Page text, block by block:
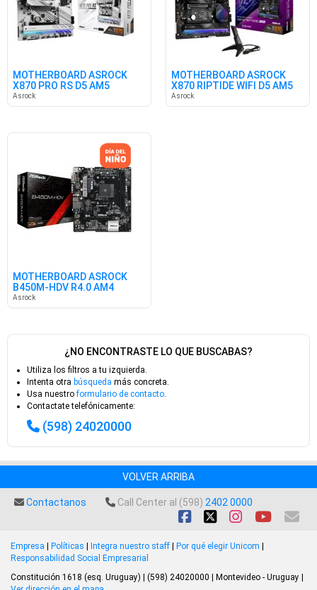
MOTHERBOARD ASROCK
X870 PRO RS D5 AM5
Asrock
MOTHERBOARD ASROCK
X870 RIPTIDE WIFI D5 AM5
Asrock
MOTHERBOARD ASROCK
B450M-HDV R4.0 AM4
Asrock
¿NO ENCONTRASTE LO QUE BUSCABAS?
Utiliza los filtros a tu izquierda.
Intenta otra búsqueda más concreta.
Usa nuestroformulario de contacto.
Contactate telefónicamente:
(598) 24020000
VOLVER ARRIBA
Contactanos Call Center al (598) 2402 0000
Empresa Políticas Integra nuestro staff Por qué elegir Unicom
Responsabilidad Social Empresarial
Constitución 1618 (esq. Uruguay) | (598) 24020000 | Montevideo - Uruguay |